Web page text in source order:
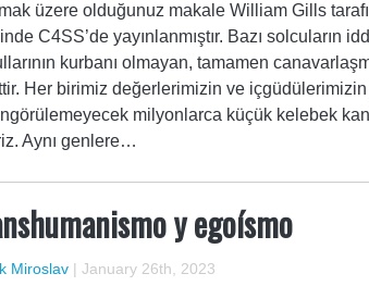
üzere olduğunuz makale William Gills
C4SS’de yayınlanmıştır. Bazı solcuların
kurbanı olmayan, tamamen
Her birimiz değerlerimizin ve
milyonlarca küçük kelebek
Aynı genlere…
y egoísmo
Miroslav | January 26th, 2023